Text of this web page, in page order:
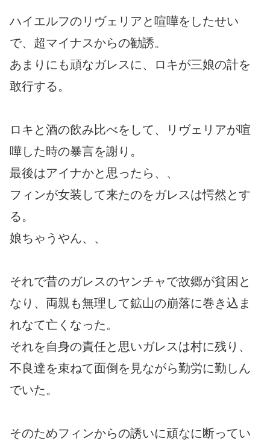
ハイエルフのリヴェリアと喧嘩をしたせい
で、超マイナスからの勧誘。
あまりにも頑なガレスに、ロキが三娘の計を
敢行する。
ロキと酒の飲み比べをして、リヴェリアが喧
嘩した時の暴言を謝り。
最後はアイナかと思ったら、、
フィンが女装して来たのをガレスは愕然とす
る。
娘ちゃうやん、、
それで昔のガレスのヤンチャで故郷が貧困と
なり、両親も無理して鉱山の崩落に巻き込ま
れなて亡くなった。
それを自身の責任と思いガレスは村に残り、
不良達を束ねて面倒を見ながら勤労に勤しん
でいた。
そのためフィンからの誘いに頑なに断ってい